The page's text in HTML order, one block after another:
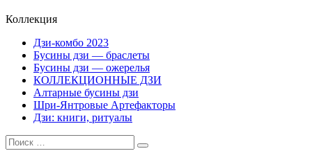
Коллекция
Дзи-комбо 2023
Бусины дзи — браслеты
Бусины дзи — ожерелья
КОЛЛЕКЦИОННЫЕ ДЗИ
Алтарные бусины дзи
Шри-Янтровые Артефакторы
Дзи: книги, ритуалы